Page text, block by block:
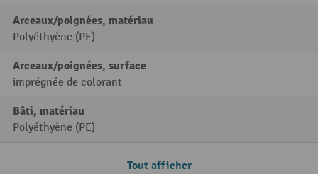
Arceaux/poignées, matériau
Polyéthyène (PE)
Arceaux/poignées, surface
imprégnée de colorant
Bâti, matériau
Polyéthyène (PE)
Tout afficher